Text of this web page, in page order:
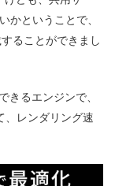
かということで、
ることができまし
きるエンジンで、
、レンダリング速